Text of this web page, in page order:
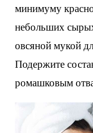
минимуму
небольших
овсяной мукой
Подержите
ромашковым